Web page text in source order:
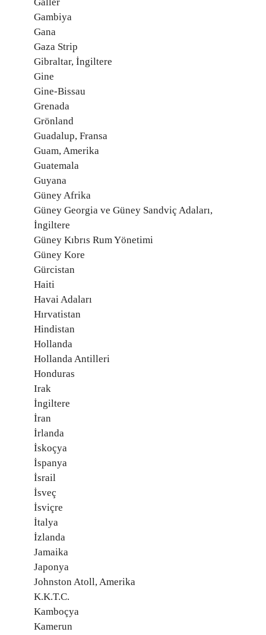
Gambiya
Gana
Gaza Strip
Gibraltar, İngiltere
Gine
Gine-Bissau
Grenada
Grönland
Guadalup, Fransa
Guam, Amerika
Guatemala
Guyana
Güney Afrika
Güney Georgia ve Güney Sandviç Adaları,
İngiltere
Güney Kıbrıs Rum Yönetimi
Güney Kore
Gürcistan
Haiti
Havai Adaları
Hırvatistan
Hindistan
Hollanda
Hollanda Antilleri
Honduras
Irak
İngiltere
İran
İrlanda
İskoçya
İspanya
İsrail
İsveç
İsviçre
İtalya
İzlanda
Jamaika
Japonya
Johnston Atoll, Amerika
K.K.T.C.
Kamboçya
Kamerun